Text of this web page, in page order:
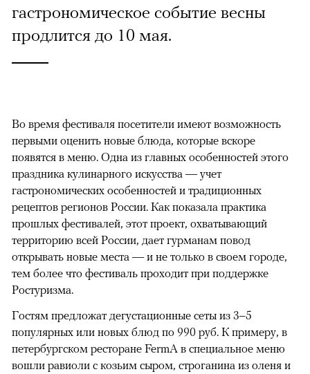
гастрономическое событие весны
продлится до 10 мая.
Во время фестиваля посетители имеют возможность
первыми оценить новые блюда, которые вскоре
появятся в меню. Одна из главных особенностей этого
праздника кулинарного искусства — учет
гастрономических особенностей и традиционных
рецептов регионов России. Как показала практика
прошлых фестивалей, этот проект, охватывающий
территорию всей России, дает гурманам повод
открывать новые места — и не только в своем городе,
тем более что фестиваль проходит при поддержке
Ростуризма.
Гостям предложат дегустационные сеты из 3–5
популярных или новых блюд по 990 руб. К примеру, в
петербургском ресторане FermA в специальное меню
вошли равиоли с козьим сыром, строганина из оленя и